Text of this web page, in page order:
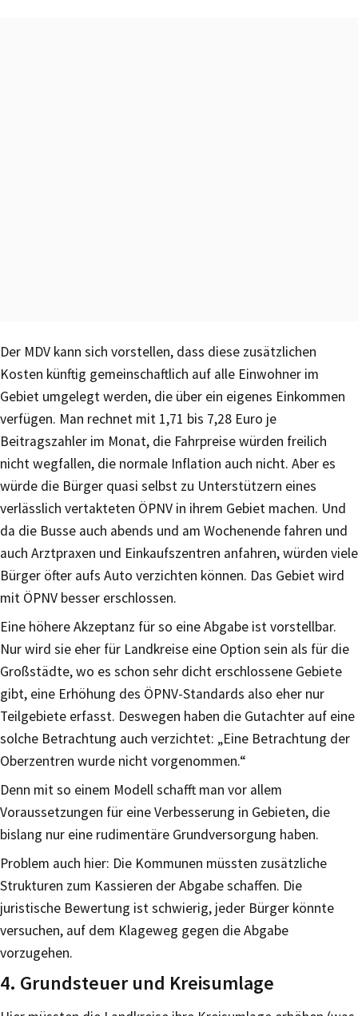
Der MDV kann sich vorstellen, dass diese zusätzlichen
Kosten künftig gemeinschaftlich auf alle Einwohner im
Gebiet umgelegt werden, die über ein eigenes Einkommen
verfügen. Man rechnet mit 1,71 bis 7,28 Euro je
Beitragszahler im Monat, die Fahrpreise würden freilich
nicht wegfallen, die normale Inflation auch nicht. Aber es
würde die Bürger quasi selbst zu Unterstützern eines
verlässlich vertakteten ÖPNV in ihrem Gebiet machen. Und
da die Busse auch abends und am Wochenende fahren und
auch Arztpraxen und Einkaufszentren anfahren, würden viele
Bürger öfter aufs Auto verzichten können. Das Gebiet wird
mit ÖPNV besser erschlossen.
Eine höhere Akzeptanz für so eine Abgabe ist vorstellbar.
Nur wird sie eher für Landkreise eine Option sein als für die
Großstädte, wo es schon sehr dicht erschlossene Gebiete
gibt, eine Erhöhung des ÖPNV-Standards also eher nur
Teilgebiete erfasst. Deswegen haben die Gutachter auf eine
solche Betrachtung auch verzichtet: „Eine Betrachtung der
Oberzentren wurde nicht vorgenommen.“
Denn mit so einem Modell schafft man vor allem
Voraussetzungen für eine Verbesserung in Gebieten, die
bislang nur eine rudimentäre Grundversorgung haben.
Problem auch hier: Die Kommunen müssten zusätzliche
Strukturen zum Kassieren der Abgabe schaffen. Die
juristische Bewertung ist schwierig, jeder Bürger könnte
versuchen, auf dem Klageweg gegen die Abgabe
vorzugehen.
4. Grundsteuer und Kreisumlage